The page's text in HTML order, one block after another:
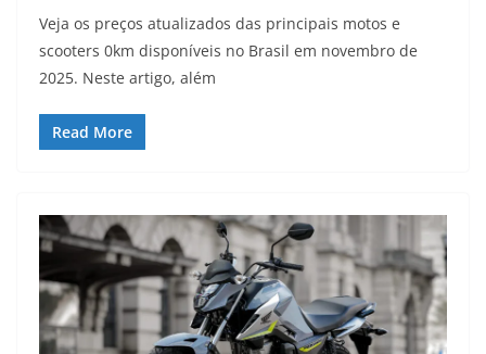
Veja os preços atualizados das principais motos e
scooters 0km disponíveis no Brasil em novembro de
2025. Neste artigo, além
Read More